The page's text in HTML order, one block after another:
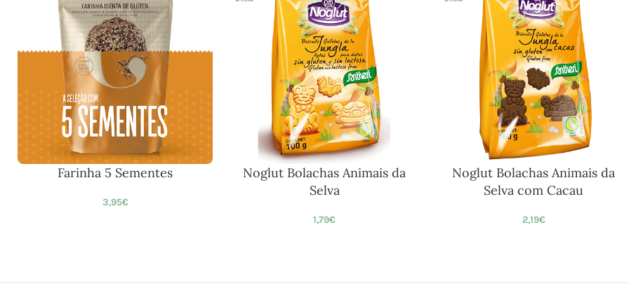
Farinha 5 Sementes
3,95€
Noglut Bolachas Animais da
Selva
1,79€
Noglut Bolachas Animais da
Selva com Cacau
2,19€